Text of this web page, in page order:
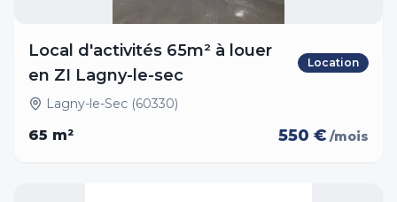
Local d'activités 65m² à louer
en ZI Lagny-le-sec
Location
Lagny-le-Sec (60330)
65 m² 550 € /mois